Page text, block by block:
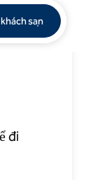
Tìm khách sạn
khách sạn
đi